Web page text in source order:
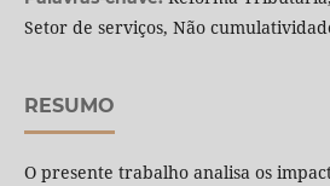
Setor de serviços, Não
RESUMO
O presente trabalho analisa os